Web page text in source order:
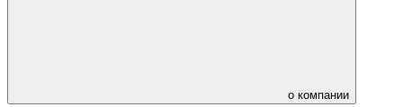
о компании